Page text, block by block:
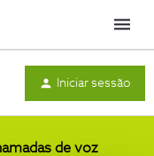
Menu
Iniciar sessão
de voz